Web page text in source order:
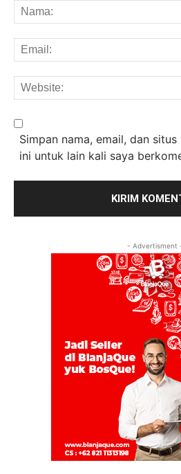
Simpan nama, email, dan
ini untuk lain kali saya
- Advertisment